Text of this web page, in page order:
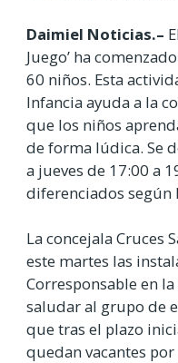
Daimiel Noticias.–
Juego’ ha
60 niños. Esta
Infancia ayuda a la
que los niños
de forma lúdica. Se
a jueves de 17:00 a
diferenciados según
La concejala Cruces
este martes las
Corresponsable en
saludar al grupo de
que tras el plazo
quedan vacantes